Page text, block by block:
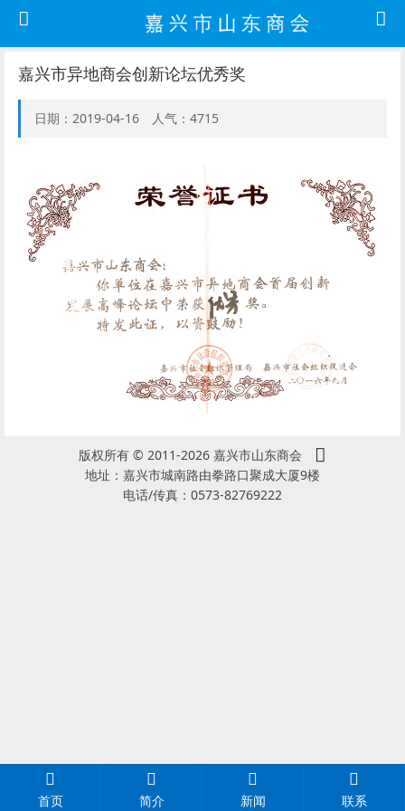
嘉兴市异地商会创新论坛优秀奖
日期：2019-04-16 人气：4715
版权所有 © 2011-2026 嘉兴市山东商会
地址：嘉兴市城南路由拳路口聚成大厦9楼
电话/传真：0573-82769222
首页 简介 新闻 联系